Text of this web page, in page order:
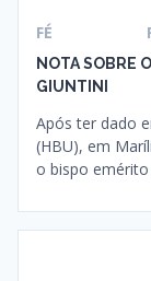
FÉ
NOTA SOBRE
GIUNTINI
Após ter dado
(HBU), em
o bispo